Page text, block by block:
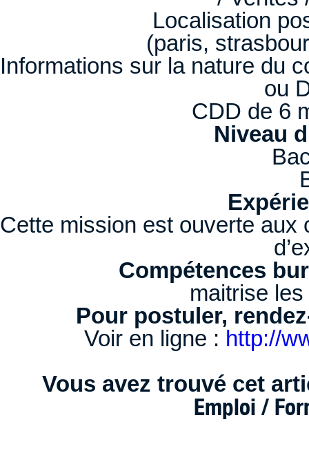
Localisation
(paris,
Informations sur la nature du
ou
CDD de 6
Niveau
Cette mission est ouverte aux
Compétences
maitrise
Pour postuler,
Voir en ligne : http://
Vous avez trouvé cet
Emploi /